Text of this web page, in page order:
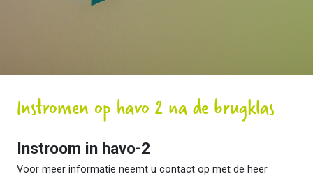
Instromen op havo 2 na de brugklas
Instroom in havo-2
Voor meer informatie neemt u contact op met de heer